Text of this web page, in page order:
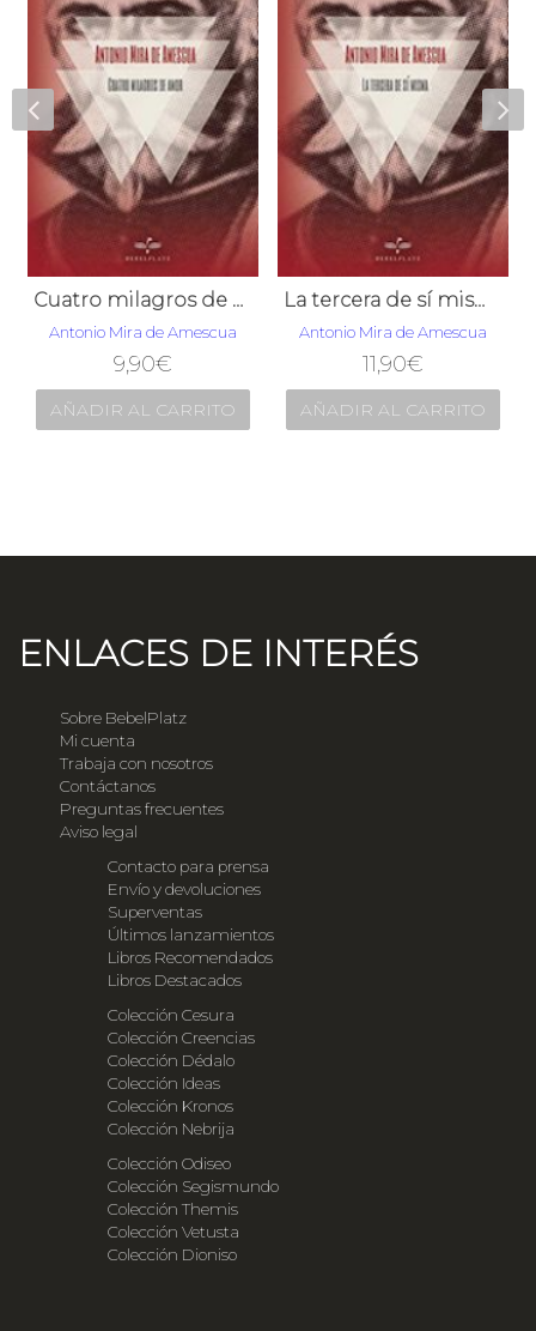
Cuatro milagros de amor
Antonio Mira de Amescua
9,90€
AÑADIR AL CARRITO
La tercera de sí misma
Antonio Mira de Amescua
11,90€
AÑADIR AL CARRITO
ENLACES DE INTERÉS
Sobre BebelPlatz
Mi cuenta
Trabaja con nosotros
Contáctanos
Preguntas frecuentes
Aviso legal
Contacto para prensa
Envío y devoluciones
Superventas
Últimos lanzamientos
Libros Recomendados
Libros Destacados
Colección Cesura
Colección Creencias
Colección Dédalo
Colección Ideas
Colección Kronos
Colección Nebrija
Colección Odiseo
Colección Segismundo
Colección Themis
Colección Vetusta
Colección Dioniso